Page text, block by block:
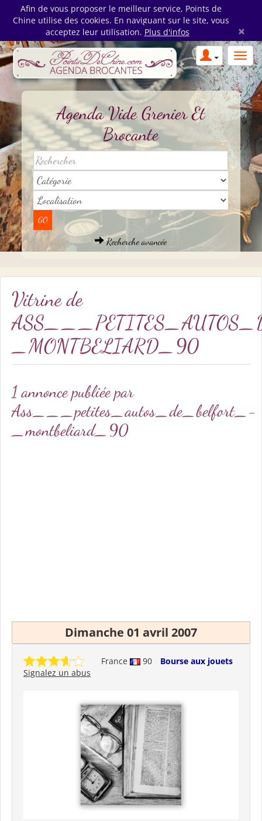
Afin de vous proposer le meilleur service, Points de
Chine utilise des cookies. En naviguant sur le site, vous
acceptez leur utilisation. Plus d'infos ×
Agenda Vide Grenier Et
Brocante
Recherche avancée
Vitrine de
_MONTBELIARD_90
1 annonce publiée par
Ass___petites_autos_de_belfort_-
_montbeliard_90
Dimanche 01 avril 2007
France 90
Bourse aux jouets
Signalez un abus